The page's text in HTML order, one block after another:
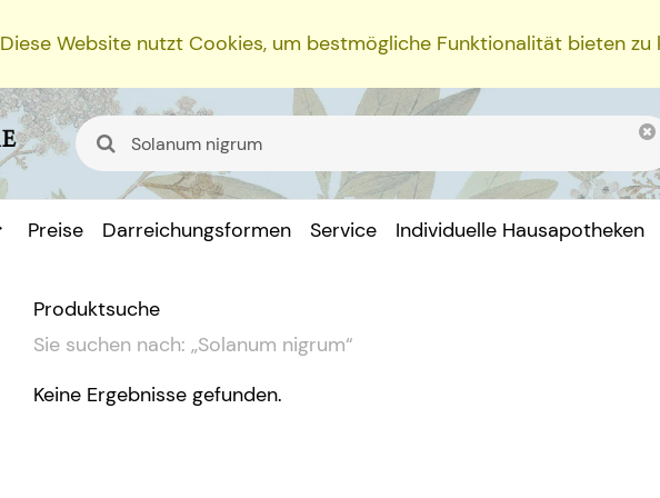
Diese Website nutzt Cookies, um bestmögliche Funktionalität bieten zu
Preise Darreichungsformen Service Individuelle Hausapotheken
Produktsuche
Sie suchen nach: „Solanum nigrum“
Keine Ergebnisse gefunden.